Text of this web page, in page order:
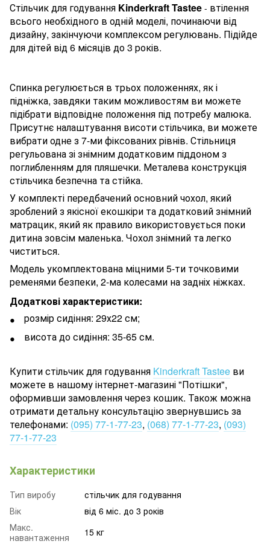
Стільчик для годування Kinderkraft Tastee - втілення
всього необхідного в одній моделі, починаючи від
дизайну, закінчуючи комплексом регулювань. Підійде
для дітей від 6 місяців до 3 років.
Спинка регулюється в трьох положеннях, як і
підніжка, завдяки таким можливостям ви можете
підібрати відповідне положення під потребу малюка.
Присутнє налаштування висоти стільчика, ви можете
вибрати одне з 7-ми фіксованих рівнів. Стільниця
регульована зі знімним додатковим піддоном з
поглибленням для пляшечки. Металева конструкція
стільчика безпечна та стійка.
У комплекті передбачений основний чохол, який
зроблений з якісної екошкіри та додатковий знімний
матрацик, який як правило використовується поки
дитина зовсім маленька. Чохол знімний та легко
чиститься.
Модель укомплектована міцними 5-ти точковими
ременями безпеки, 2-ма колесами на задніх ніжках.
Додаткові характеристики:
розмір сидіння: 29х22 см;
висота до сидіння: 35-65 см.
Купити стільчик для годування Kinderkraft Tastee ви
можете в нашому інтернет-магазині "Потішки",
оформивши замовлення через кошик. Також можна
отримати детальну консультацію звернувшись за
телефонами: (095) 77-1-77-23, (068) 77-1-77-23, (093)
77-1-77-23
Характеристики
Тип виробу
стільчик для годування
Вік
від 6 міс. до 3 років
Макс.
навантаження
15 кг